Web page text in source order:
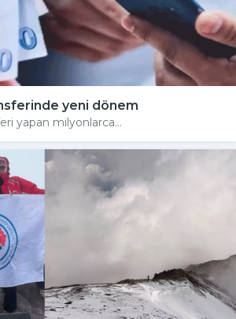
yeni dönem
yapan milyonlarca...